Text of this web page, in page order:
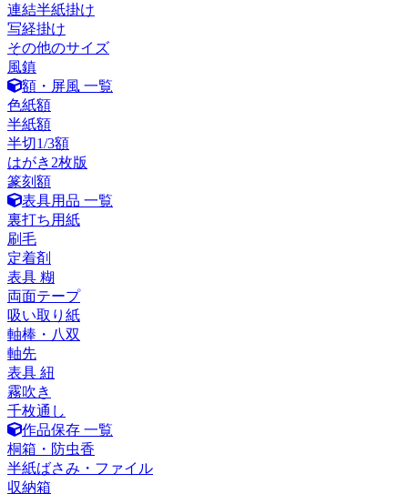
連結半紙掛け
写経掛け
その他のサイズ
風鎮
額・屏風 一覧
色紙額
半紙額
半切1/3額
はがき2枚版
篆刻額
表具用品 一覧
裏打ち用紙
刷毛
定着剤
表具 糊
両面テープ
吸い取り紙
軸棒・八双
軸先
表具 紐
霧吹き
千枚通し
作品保存 一覧
桐箱・防虫香
半紙ばさみ・ファイル
収納箱